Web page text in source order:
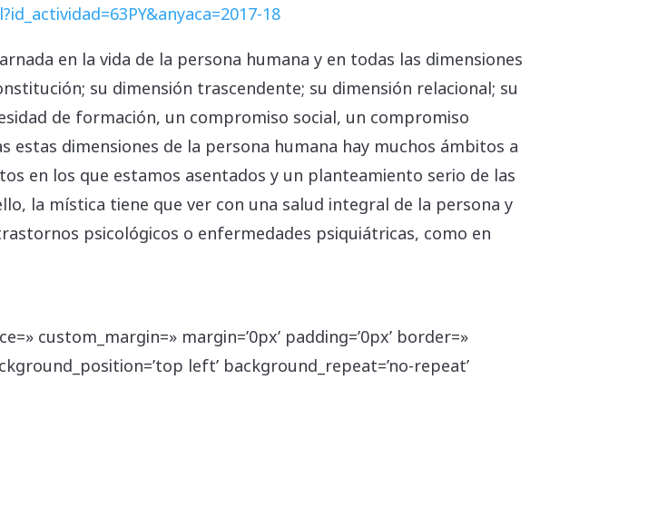
18
en la vida de la persona humana y en todas las dimensiones
su dimensión trascendente; su dimensión relacional; su
de formación, un compromiso social, un compromiso
dimensiones de la persona humana hay muchos ámbitos a
en los que estamos asentados y un planteamiento serio de las
la mística tiene que ver con una salud integral de la persona y
psicológicos o enfermedades psiquiátricas, como en
custom_margin=» margin=’0px’ padding=’0px’ border=»
left’ background_repeat=’no-repeat’